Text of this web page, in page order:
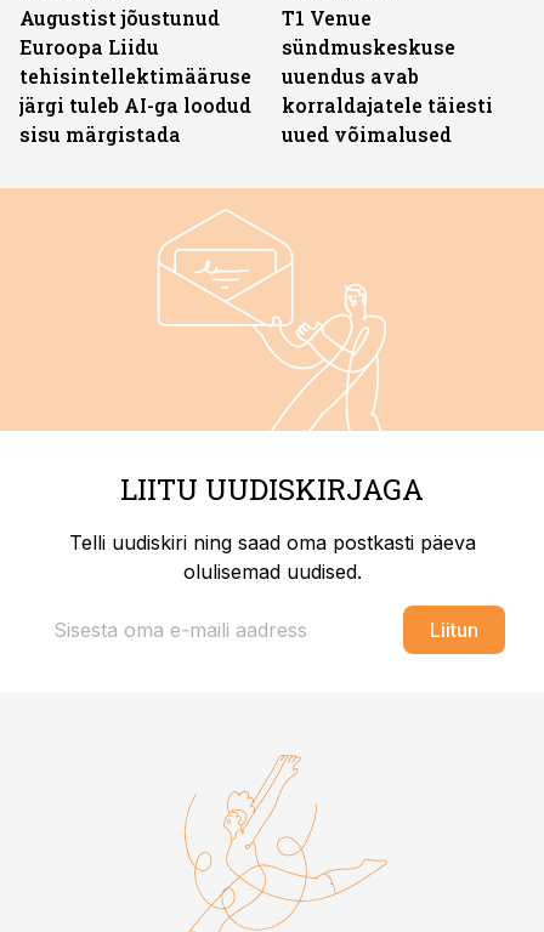
Augustist jõustunud
Euroopa Liidu
tehisintellektimääruse
järgi tuleb AI-ga loodud
sisu märgistada
T1 Venue
sündmuskeskuse
uuendus avab
korraldajatele täiesti
uued võimalused
LIITU UUDISKIRJAGA
Telli uudiskiri ning saad oma postkasti päeva
olulisemad uudised.
Liitun